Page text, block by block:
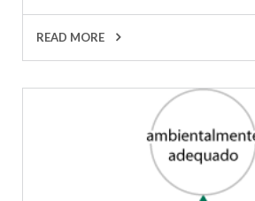
READ MORE